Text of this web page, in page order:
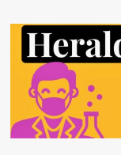
contenido